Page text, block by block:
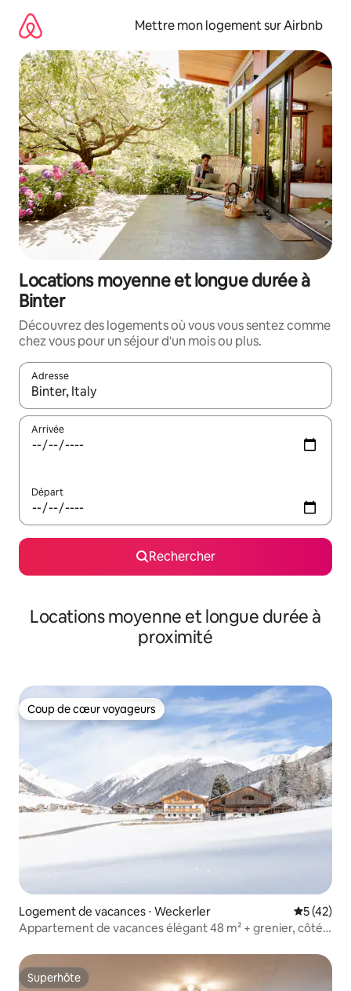
directement
contenu
Mettre mon logement sur Airbnb
Locations moyenne et longue durée à
Binter
Découvrez des logements où vous vous sentez comme
chez vous pour un séjour d'un mois ou plus.
Adresse
Lorsque les résultats s'affichent, utilisez les flèches vers le
Arrivée
Départ
Rechercher
Locations moyenne et longue durée à
proximité
Coup de cœur voyageurs
Coup de cœur voyageurs
Logement de vacances ⋅ Weckerler
5 (42)
Appartement de vacances élégant 48 m² + grenier, côté
Superhôte
Superhôte